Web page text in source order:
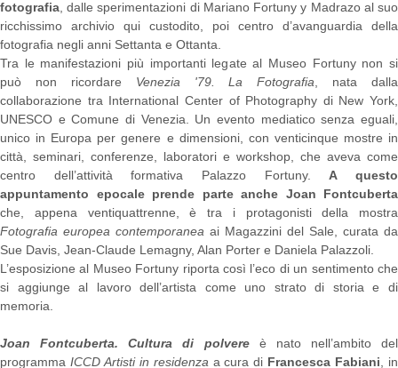
fotografia , dalle sperimentazioni di Mariano Fortuny y Madrazo al suo
ricchissimo archivio qui custodito, poi centro d’avanguardia della
fotografia negli anni Settanta e Ottanta.
Tra le manifestazioni più importanti legate al Museo Fortuny non si
può non ricordare Venezia '79. La Fotografia , nata dalla
collaborazione tra International Center of Photography di New York,
UNESCO e Comune di Venezia. Un evento mediatico senza eguali,
unico in Europa per genere e dimensioni, con venticinque mostre in
città, seminari, conferenze, laboratori e workshop, che aveva come
centro dell’attività formativa Palazzo Fortuny. A questo
appuntamento epocale prende parte anche Joan Fontcuberta
che, appena ventiquattrenne, è tra i protagonisti della mostra
Fotografia europea contemporanea ai Magazzini del Sale, curata da
Sue Davis, Jean-Claude Lemagny, Alan Porter e Daniela Palazzoli.
L’esposizione al Museo Fortuny riporta così l’eco di un sentimento che
si aggiunge al lavoro dell’artista come uno strato di storia e di
memoria.
Joan Fontcuberta. Cultura di polvereè nato nell’ambito del
programma ICCD Artisti in residenza a cura di Francesca Fabiani , in